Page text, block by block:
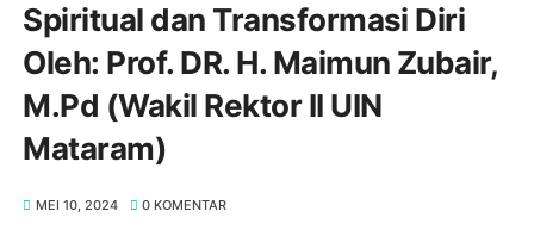
Spiritual dan Transformasi Diri
Oleh: Prof. DR. H. Maimun Zubair,
M.Pd (Wakil Rektor II UIN
Mataram)
MEI 10, 2024 0 KOMENTAR